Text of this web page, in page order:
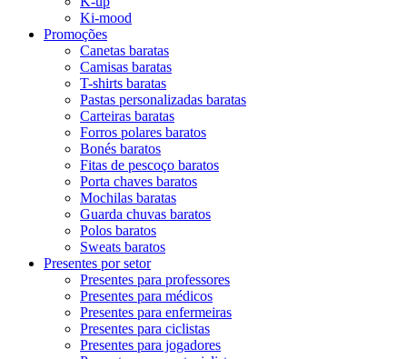
Ki-mood
Promoções
Canetas baratas
Camisas baratas
T-shirts baratas
Pastas personalizadas baratas
Carteiras baratas
Forros polares baratos
Bonés baratos
Fitas de pescoço baratos
Porta chaves baratos
Mochilas baratas
Guarda chuvas baratos
Polos baratos
Sweats baratos
Presentes por setor
Presentes para professores
Presentes para médicos
Presentes para enfermeiras
Presentes para ciclistas
Presentes para jogadores